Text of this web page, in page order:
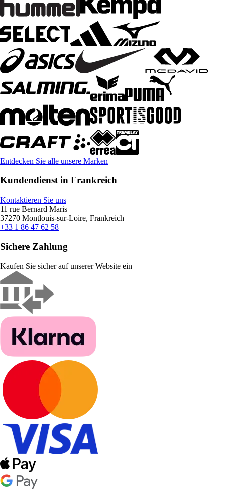
Entdecken Sie alle unsere Marken
Kundendienst in Frankreich
Kontaktieren Sie uns
11 rue Bernard Maris
37270 Montlouis-sur-Loire, Frankreich
+33 1 86 47 62 58
Sichere Zahlung
Kaufen Sie sicher auf unserer Website ein